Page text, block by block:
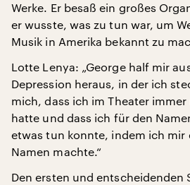
Werke. Er besaß ein großes
er wusste, was zu tun war, um
Musik in Amerika bekannt zu
Lotte Lenya: „George half mir
Depression heraus, in der ich
mich, dass ich im Theater
hatte und dass ich für den
etwas tun konnte, indem ich mir
Namen machte.“
Den ersten und entscheidenden